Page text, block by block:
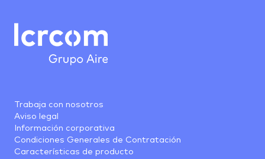
Trabaja con nosotros
Aviso legal
Información corporativa
Condiciones Generales de Contratación
Características de producto